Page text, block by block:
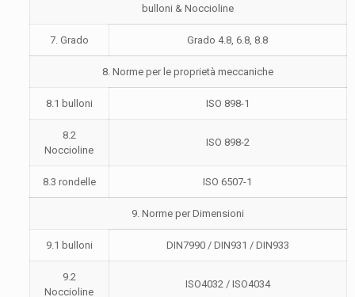
bulloni & Noccioline
7. Grado Grado 4.8, 6.8, 8.8
8. Norme per le proprietà meccaniche
8.1 bulloni ISO 898-1
8.2
Noccioline
ISO 898-2
8.3 rondelle ISO 6507-1
9. Norme per Dimensioni
9.1 bulloni DIN7990 / DIN931 / DIN933
9.2
Noccioline
ISO4032 / ISO4034